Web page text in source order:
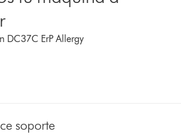
DC37C ErP Allergy
soporte